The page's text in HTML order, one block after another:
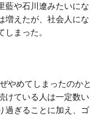
藍や石川遼みたいにな
増えたが、社会人にな
まった。
やめてしまったのかと
けている人は一定数い
過ぎることに加え、ゴ